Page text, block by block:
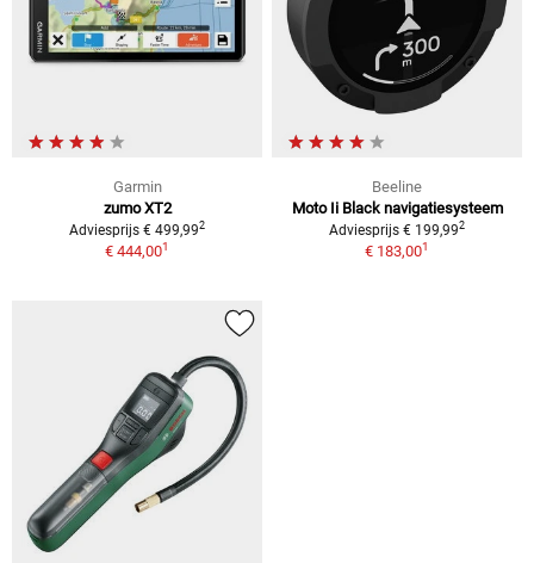
Garmin
zumo XT2
Adviesprijs € 499,992
€ 444,001
Beeline
Moto Ii Black navigatiesysteem
Adviesprijs € 199,992
€ 183,001